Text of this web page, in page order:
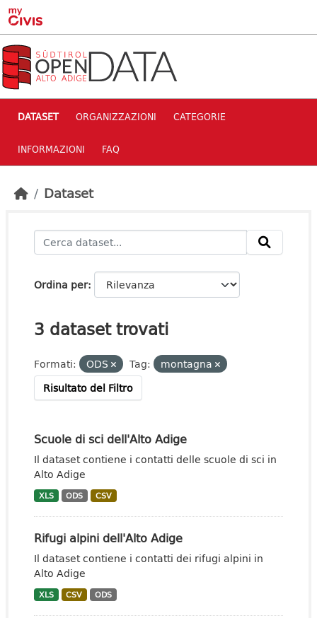
Skip to main content
DATASET ORGANIZZAZIONI CATEGORIE
INFORMAZIONI FAQ
Dataset
Ordina per
3 dataset trovati
Formati: ODS Tag:
montagna
Risultato del Filtro
Scuole di sci dell'Alto Adige
Il dataset contiene i contatti delle scuole di sci in
Alto Adige
XLS ODS CSV
Rifugi alpini dell'Alto Adige
Il dataset contiene i contatti dei rifugi alpini in
Alto Adige
XLS CSV ODS